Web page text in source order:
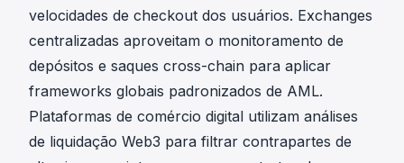
velocidades de checkout dos usuários. Exchanges
centralizadas aproveitam o monitoramento de
depósitos e saques cross-chain para aplicar
frameworks globais padronizados de AML.
Plataformas de comércio digital utilizam análises
de liquidação Web3 para filtrar contrapartes de